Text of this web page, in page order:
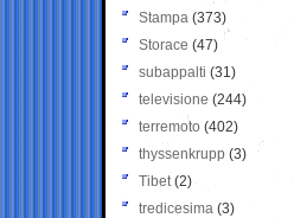
Stampa (373)
Storace (47)
subappalti (31)
televisione(244)
terremoto (402)
thyssenkrupp (3)
Tibet(2)
tredicesima (3)